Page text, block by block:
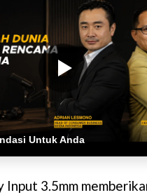
Untuk Anda
3.5mm